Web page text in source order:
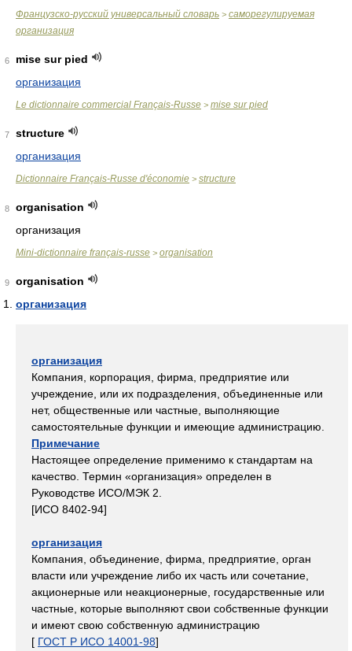
Французско-русский универсальный словарь > саморегулируемая
организация
6
mise sur pied
организация
Le dictionnaire commercial Français-Russe > mise sur pied
7
structure
организация
Dictionnaire Français-Russe d'économie > structure
8
organisation
организация
Mini-dictionnaire français-russe > organisation
9
organisation
организация
организация
Компания, корпорация, фирма, предприятие или
учреждение, или их подразделения, объединенные или
нет, общественные или частные, выполняющие
самостоятельные функции и имеющие администрацию.
Примечание
Настоящее определение применимо к стандартам на
качество. Термин «организация» определен в
Руководстве ИСО/МЭК 2.
[ИСО 8402-94]
организация
Компания, объединение, фирма, предприятие, орган
власти или учреждение либо их часть или сочетание,
акционерные или неакционерные, государственные или
частные, которые выполняют свои собственные функции
и имеют свою собственную администрацию
[ ГОСТ Р ИСО 14001-98]